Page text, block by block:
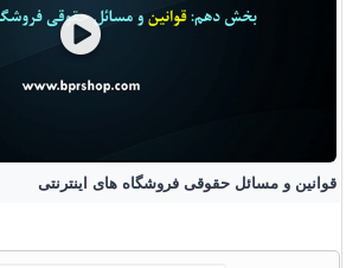
قوانین و مسائل حقوقی فروشگاه های اینترنتی